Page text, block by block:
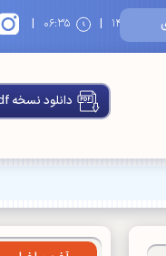
| ۰۶:۳۵ |
دانلود نسخه pdf مجله